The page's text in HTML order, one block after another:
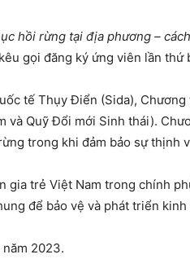
hồi rừng tại địa phương –
gọi đăng ký ứng viên lần thứ
tế Thụy Điển (Sida),
và Quỹ Đổi mới Sinh thái).
trong khi đảm bảo sự
gia trẻ Việt Nam trong chính
để bảo vệ và phát triển
năm 2023.